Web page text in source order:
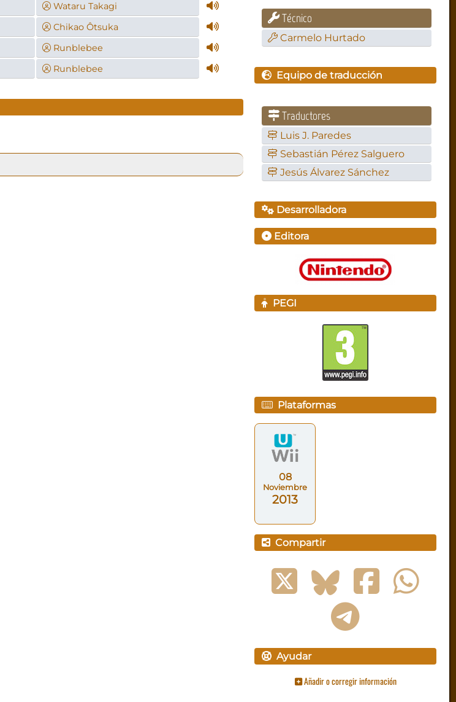
Wataru Takagi
Chikao Ôtsuka
Runblebee
Runblebee
Técnico
Carmelo Hurtado
Equipo de traducción
Traductores
Luis J. Paredes
Sebastián Pérez Salguero
Jesús Álvarez Sánchez
Desarrolladora
Editora
PEGI
Plataformas
08
Noviembre
2013
Compartir
Ayudar
Añadir o corregir información